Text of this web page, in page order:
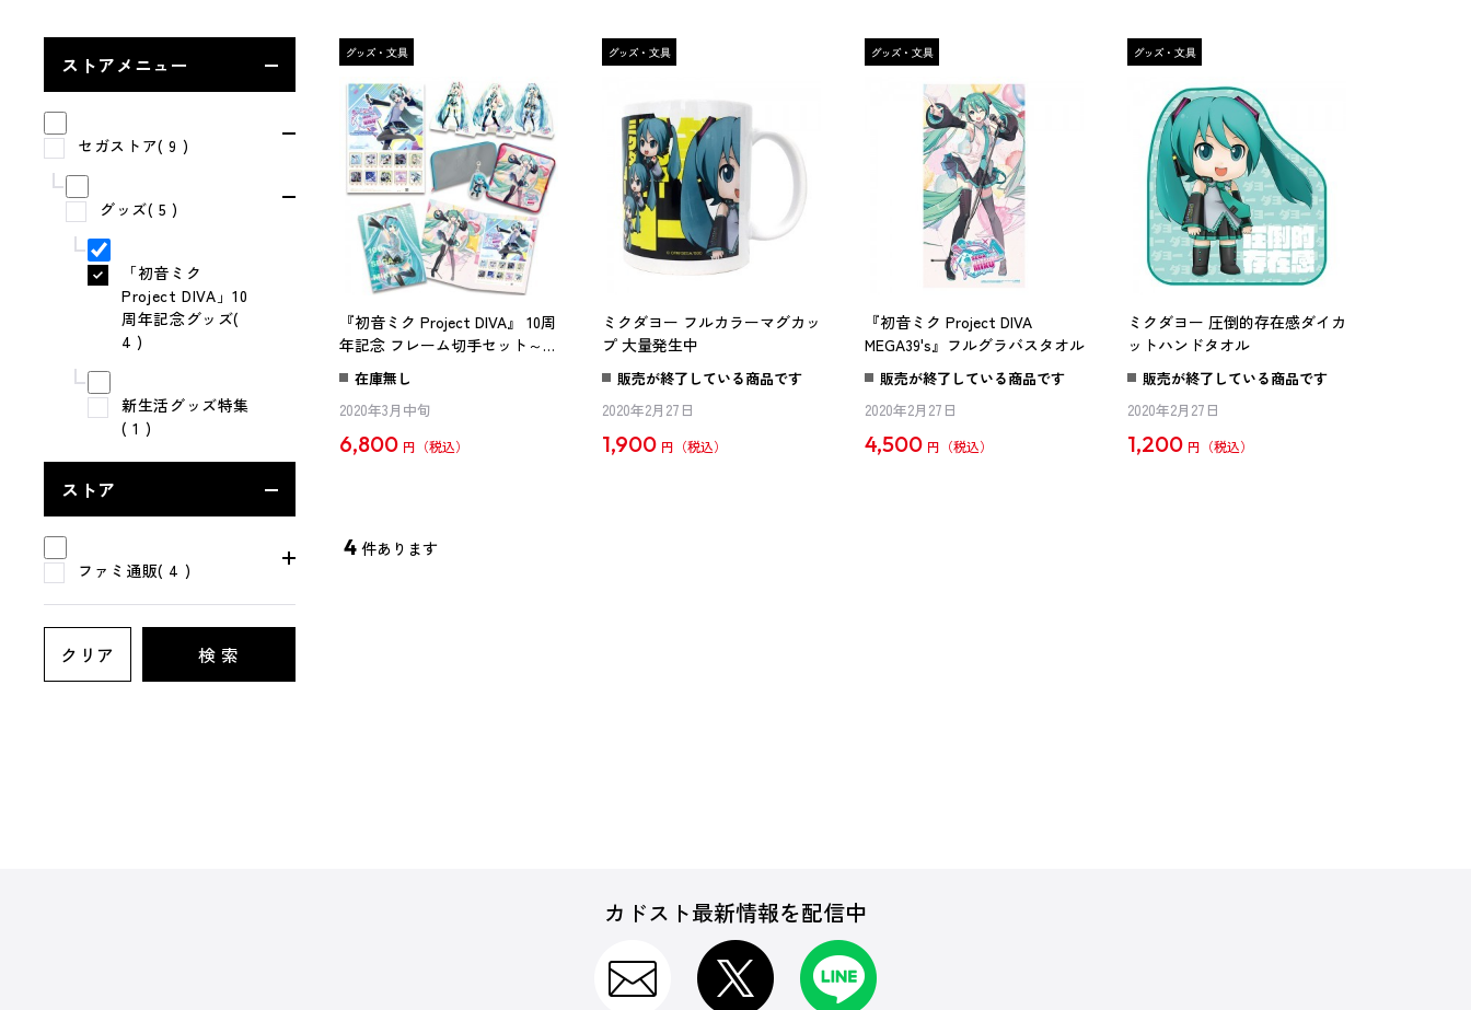
ストアメニュー
セガストア( 9 )
グッズ( 5 )
「初音ミク
Project DIVA」10
周年記念グッズ(
4 )
新生活グッズ特集
( 1 )
ストア
ファミ通販( 4 )
クリア 検 索
『初音ミク Project DIVA』 10周
年記念 フレーム切手セット～メ
モリアルエディション～
在庫無し
2020年3月中旬
6,800 円
ミクダヨー フルカラーマグカッ
プ 大量発生中
販売が終了している商品です
2020年2月27日
1,900 円
『初音ミク Project DIVA
MEGA39's』フルグラバスタオル
販売が終了している商品です
2020年2月27日
4,500 円
ミクダヨー 圧倒的存在感ダイカ
ットハンドタオル
販売が終了している商品です
2020年2月27日
1,200 円
4 件あります
カドスト最新情報を配信中